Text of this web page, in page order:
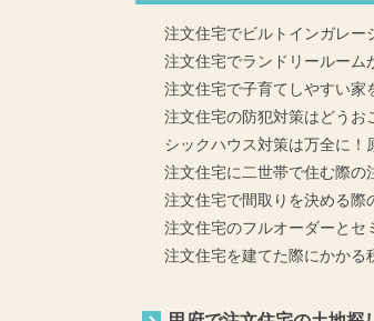
注文住宅でビルトインガレー
注文住宅でランドリールーム
注文住宅で子育てしやすい家
注文住宅の防犯対策はどうお
シックハウス対策は万全に！
注文住宅に二世帯で住む際の
注文住宅で間取りを決める際
注文住宅のフルオーダーとセ
注文住宅を建てた際にかかる